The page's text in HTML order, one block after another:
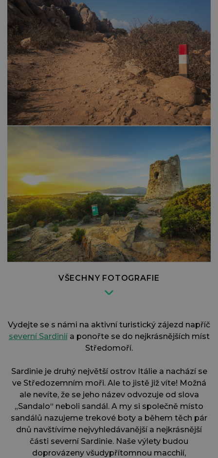
VŠECHNY FOTOGRAFIE
Vydejte se s námi na aktivní turistický zájezd napříč
severní Sardiniía ponořte se do nejkrásnějších míst
Středomoří.
Sardinie je druhý největší ostrov Itálie a nachází se
ve Středozemním moři. Ale to jistě již víte! Možná
ale nevíte, že se jeho název odvozuje od slova
„Sandalo“ neboli sandál. A my si společně místo
sandálů nazujeme trekové boty a během těch pár
dnů navštívíme nejvyhledávanější a nejkrásnější
části severní Sardinie. Naše výlety budou
doprovázeny všudypřítomnou macchií,